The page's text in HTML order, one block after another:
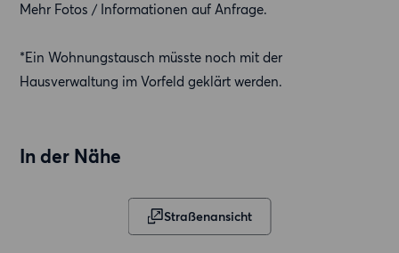
Mehr Fotos / Informationen auf Anfrage.
*Ein Wohnungstausch müsste noch mit der
Hausverwaltung im Vorfeld geklärt werden.
In der Nähe
Straßenansicht